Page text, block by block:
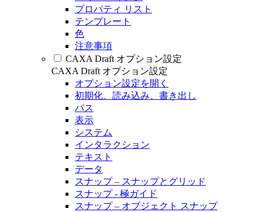
プロパティ リスト
テンプレート
色
注意事項
CAXA Draft オプション設定
CAXA Draft オプション設定
オプション設定を開く
初期化、読み込み、書き出し
パス
表示
システム
インタラクション
テキスト
データ
スナップ – スナップとグリッド
スナップ - 極ガイド
スナップ – オブジェクト スナップ